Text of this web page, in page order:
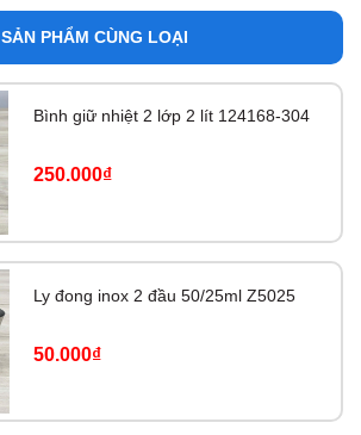
SẢN PHẨM CÙNG LOẠI
Bình giữ nhiệt 2 lớp 2 lít 124168-304
250.000₫
Ly đong inox 2 đầu 50/25ml Z5025
50.000₫